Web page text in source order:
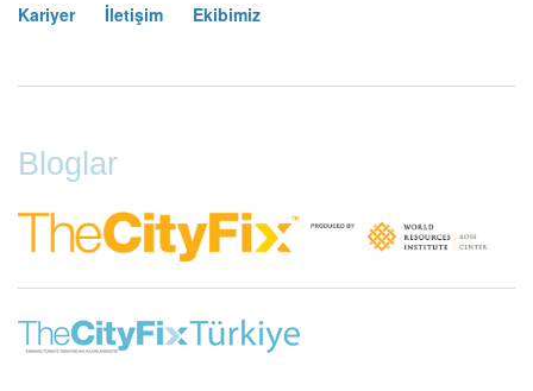
Bloglar
Kariyer İletişim Ekibimiz